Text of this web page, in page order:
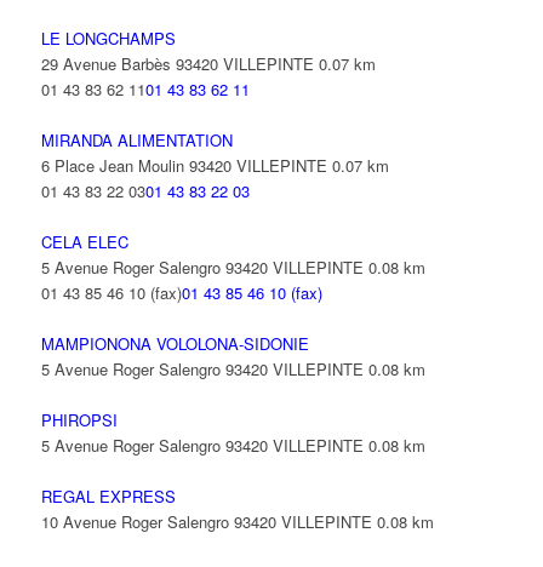
LE LONGCHAMPS
29 Avenue Barbès 93420 VILLEPINTE 0.07 km
01 43 83 62 1101 43 83 62 11
MIRANDA ALIMENTATION
6 Place Jean Moulin 93420 VILLEPINTE 0.07 km
01 43 83 22 0301 43 83 22 03
CELA ELEC
5 Avenue Roger Salengro 93420 VILLEPINTE 0.08 km
01 43 85 46 10 (fax)01 43 85 46 10 (fax)
MAMPIONONA VOLOLONA-SIDONIE
5 Avenue Roger Salengro 93420 VILLEPINTE 0.08 km
PHIROPSI
5 Avenue Roger Salengro 93420 VILLEPINTE 0.08 km
REGAL EXPRESS
10 Avenue Roger Salengro 93420 VILLEPINTE 0.08 km